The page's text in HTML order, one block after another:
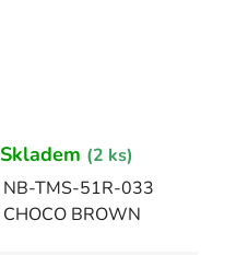
Skladem (2 ks)
NB-TMS-51R-033
CHOCO BROWN